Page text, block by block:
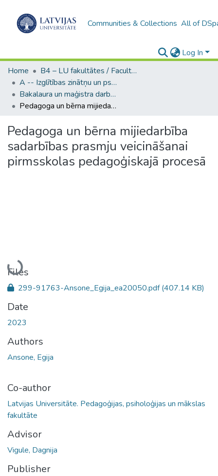
Communities & Collections All of
Log In
Home
B4 – LU fakultātes / Faculties of the UL
A -- Izglītības zinātņu un psiholoģijas fakultāte / Faculty of Education Sciences and Psychology
Bakalaura un maģistra darbi (PPMF) / Bachelor's and Master's theses
Pedagoga un bērna mijiedarbība sadarbības prasmju veicināšanai pirmsskolas pedagoģiskajā procesā
Pedagoga un bērna mijiedarbība
sadarbības prasmju veicināšanai
pirmsskolas pedagoģiskajā procesā
Loading...
Files
299-91763-Ansone_Egija_ea20050.pdf(407.14 KB)
Date
2023
Authors
Ansone, Egija
Co-author
Latvijas Universitāte. Pedagoģijas, psiholoģijas un mākslas
fakultāte
Advisor
Vigule, Dagnija
Publisher